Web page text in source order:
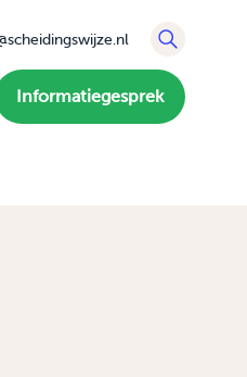
Informatiegesprek